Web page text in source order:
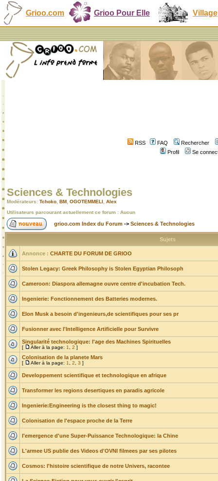
Grioo.com Grioo Pour Elle Village
RSS FAQ
Rechercher
Profil
Se
Sciences & Technologies
Modérateurs: Tchoko BM OGOTEMMELI Alex
Utilisateurs parcourant actuellement ce forum : Aucun
grioo.com Index du Forum -> Sciences & Technologies
Sujets
Annonce : CHARTE DU FORUM DE GRIOO
Stolen Legacy: Greek Philosophy is Stolen Egyptian Philosoph
Cameroon: Diaspora allemagne ouvre centre d'incubation Tech.
Ingenierie: Fonctionnement des Batteries modernes.
Elon Musk a besoin d'ingenieurs,de scientifiques pour ses pr
Fusionner avec l'Intelligence Artificielle pour Survivre
Singularité technologique: l'age des Machines Spirituelles
[ Aller à la page: 1 2 ]
Colonisation de la planete Mars
[ Aller à la page: 1 2 3 ]
Developpement scientifique et technologique en afrique
Transformer les regions desertiques en paradis agricole
Ingenierie:Engineering is the closest thing to magic!
Colonisation de l'espace proche de la Terre
l'emergence d'une Super-Puissance Technologique: la Chine
L'armee US publie des Videos d'OVNI filmees par ses pilotes
Cosmos: l'histoire scientifique de notre Univers, racontee